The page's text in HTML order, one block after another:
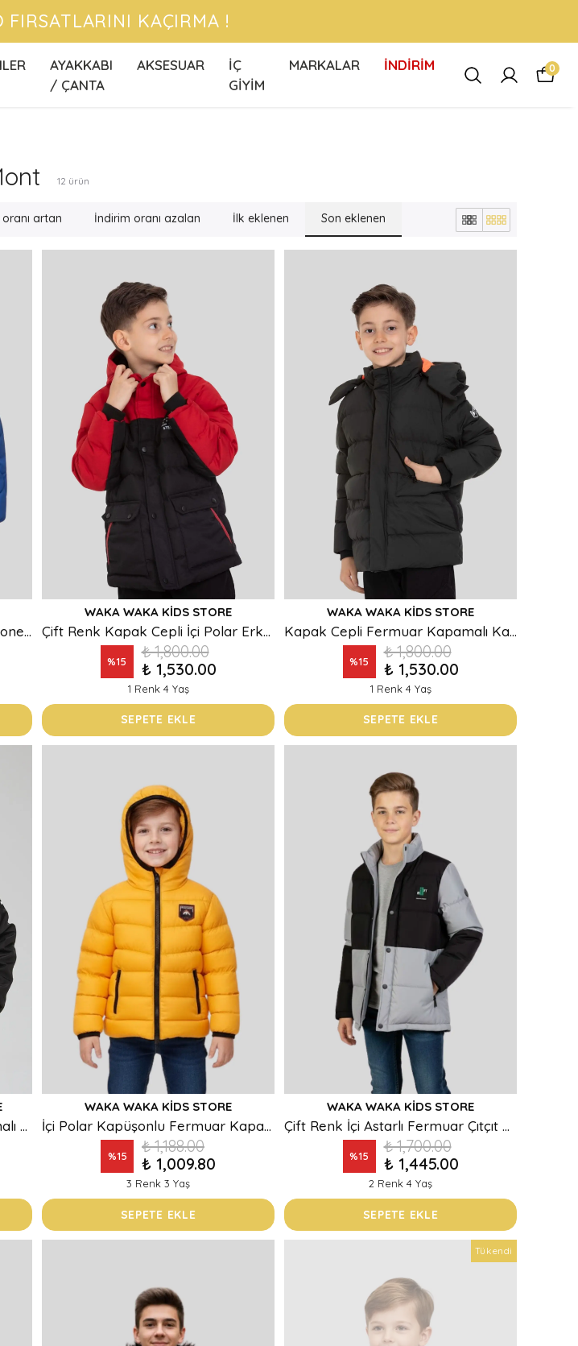
FIRSATLARINI KAÇIRMA !
AYAKKABI
/ ÇANTA
AKSESUAR
İÇ
GİYİM
MARKALAR İNDİRİM 0
12 ürün
artan İndirim oranı azalan İlk eklenen Son eklenen
Erkek Çocuk Renk Bloklu Kapitone ve Sherpa Peluş Detaylı Kapüşonlu Mont
WAKA WAKA KIDS STORE
Çift Renk Kapak Cepli İçi Polar Erkek Çocuk Mont
%15
₺ 1,800.00
₺ 1,530.00
1 Renk 4 Yaş
SEPETE EKLE
WAKA WAKA KIDS STORE
Kapak Cepli Fermuar Kapamalı Kapüşonlu Erkek Çocuk Mont
%15
₺ 1,800.00
₺ 1,530.00
1 Renk 4 Yaş
SEPETE EKLE
İçi Astarlı Çıtçıt Fermuar Kapamalı Kapüşonlu Erkek Çocuk Mont
WAKA WAKA KIDS STORE
İçi Polar Kapüşonlu Fermuar Kapamalı Erkek Çocuk Mont
%15
₺ 1,188.00
₺ 1,009.80
3 Renk 3 Yaş
SEPETE EKLE
WAKA WAKA KIDS STORE
Çift Renk İçi Astarlı Fermuar Çıtçıt Kapamalı Cepli Erkek Çocuk Mont
%15
₺ 1,700.00
₺ 1,445.00
2 Renk 4 Yaş
SEPETE EKLE
Tükendi